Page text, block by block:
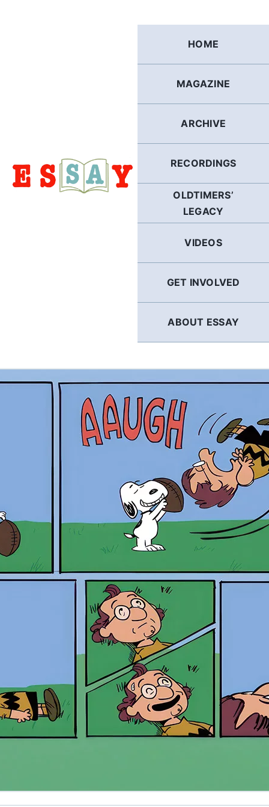
HOME
MAGAZINE
ARCHIVE
RECORDINGS
OLDTIMERS’
LEGACY
VIDEOS
GET INVOLVED
ABOUT ESSAY